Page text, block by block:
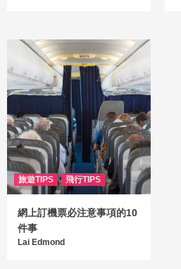
旅遊TIPS 飛行TIPS
網上訂機票必注意事項的10
件事
Lai Edmond